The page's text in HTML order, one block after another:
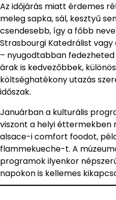
Az időjárás miatt érdemes
meleg sapka, sál, kesztyű
csendesebb, így a főbb
Strasbourgi Katedrálist
– nyugodtabban fedezheted
árak is kedvezőbbek,
költséghatékony utazás
időszak.
Januárban a kulturális
viszont a helyi éttermekben
alsace-i comfort foodot,
flammekueche-t. A
programok ilyenkor
napokon is kellemes